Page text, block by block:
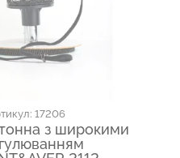
17206
з широкими